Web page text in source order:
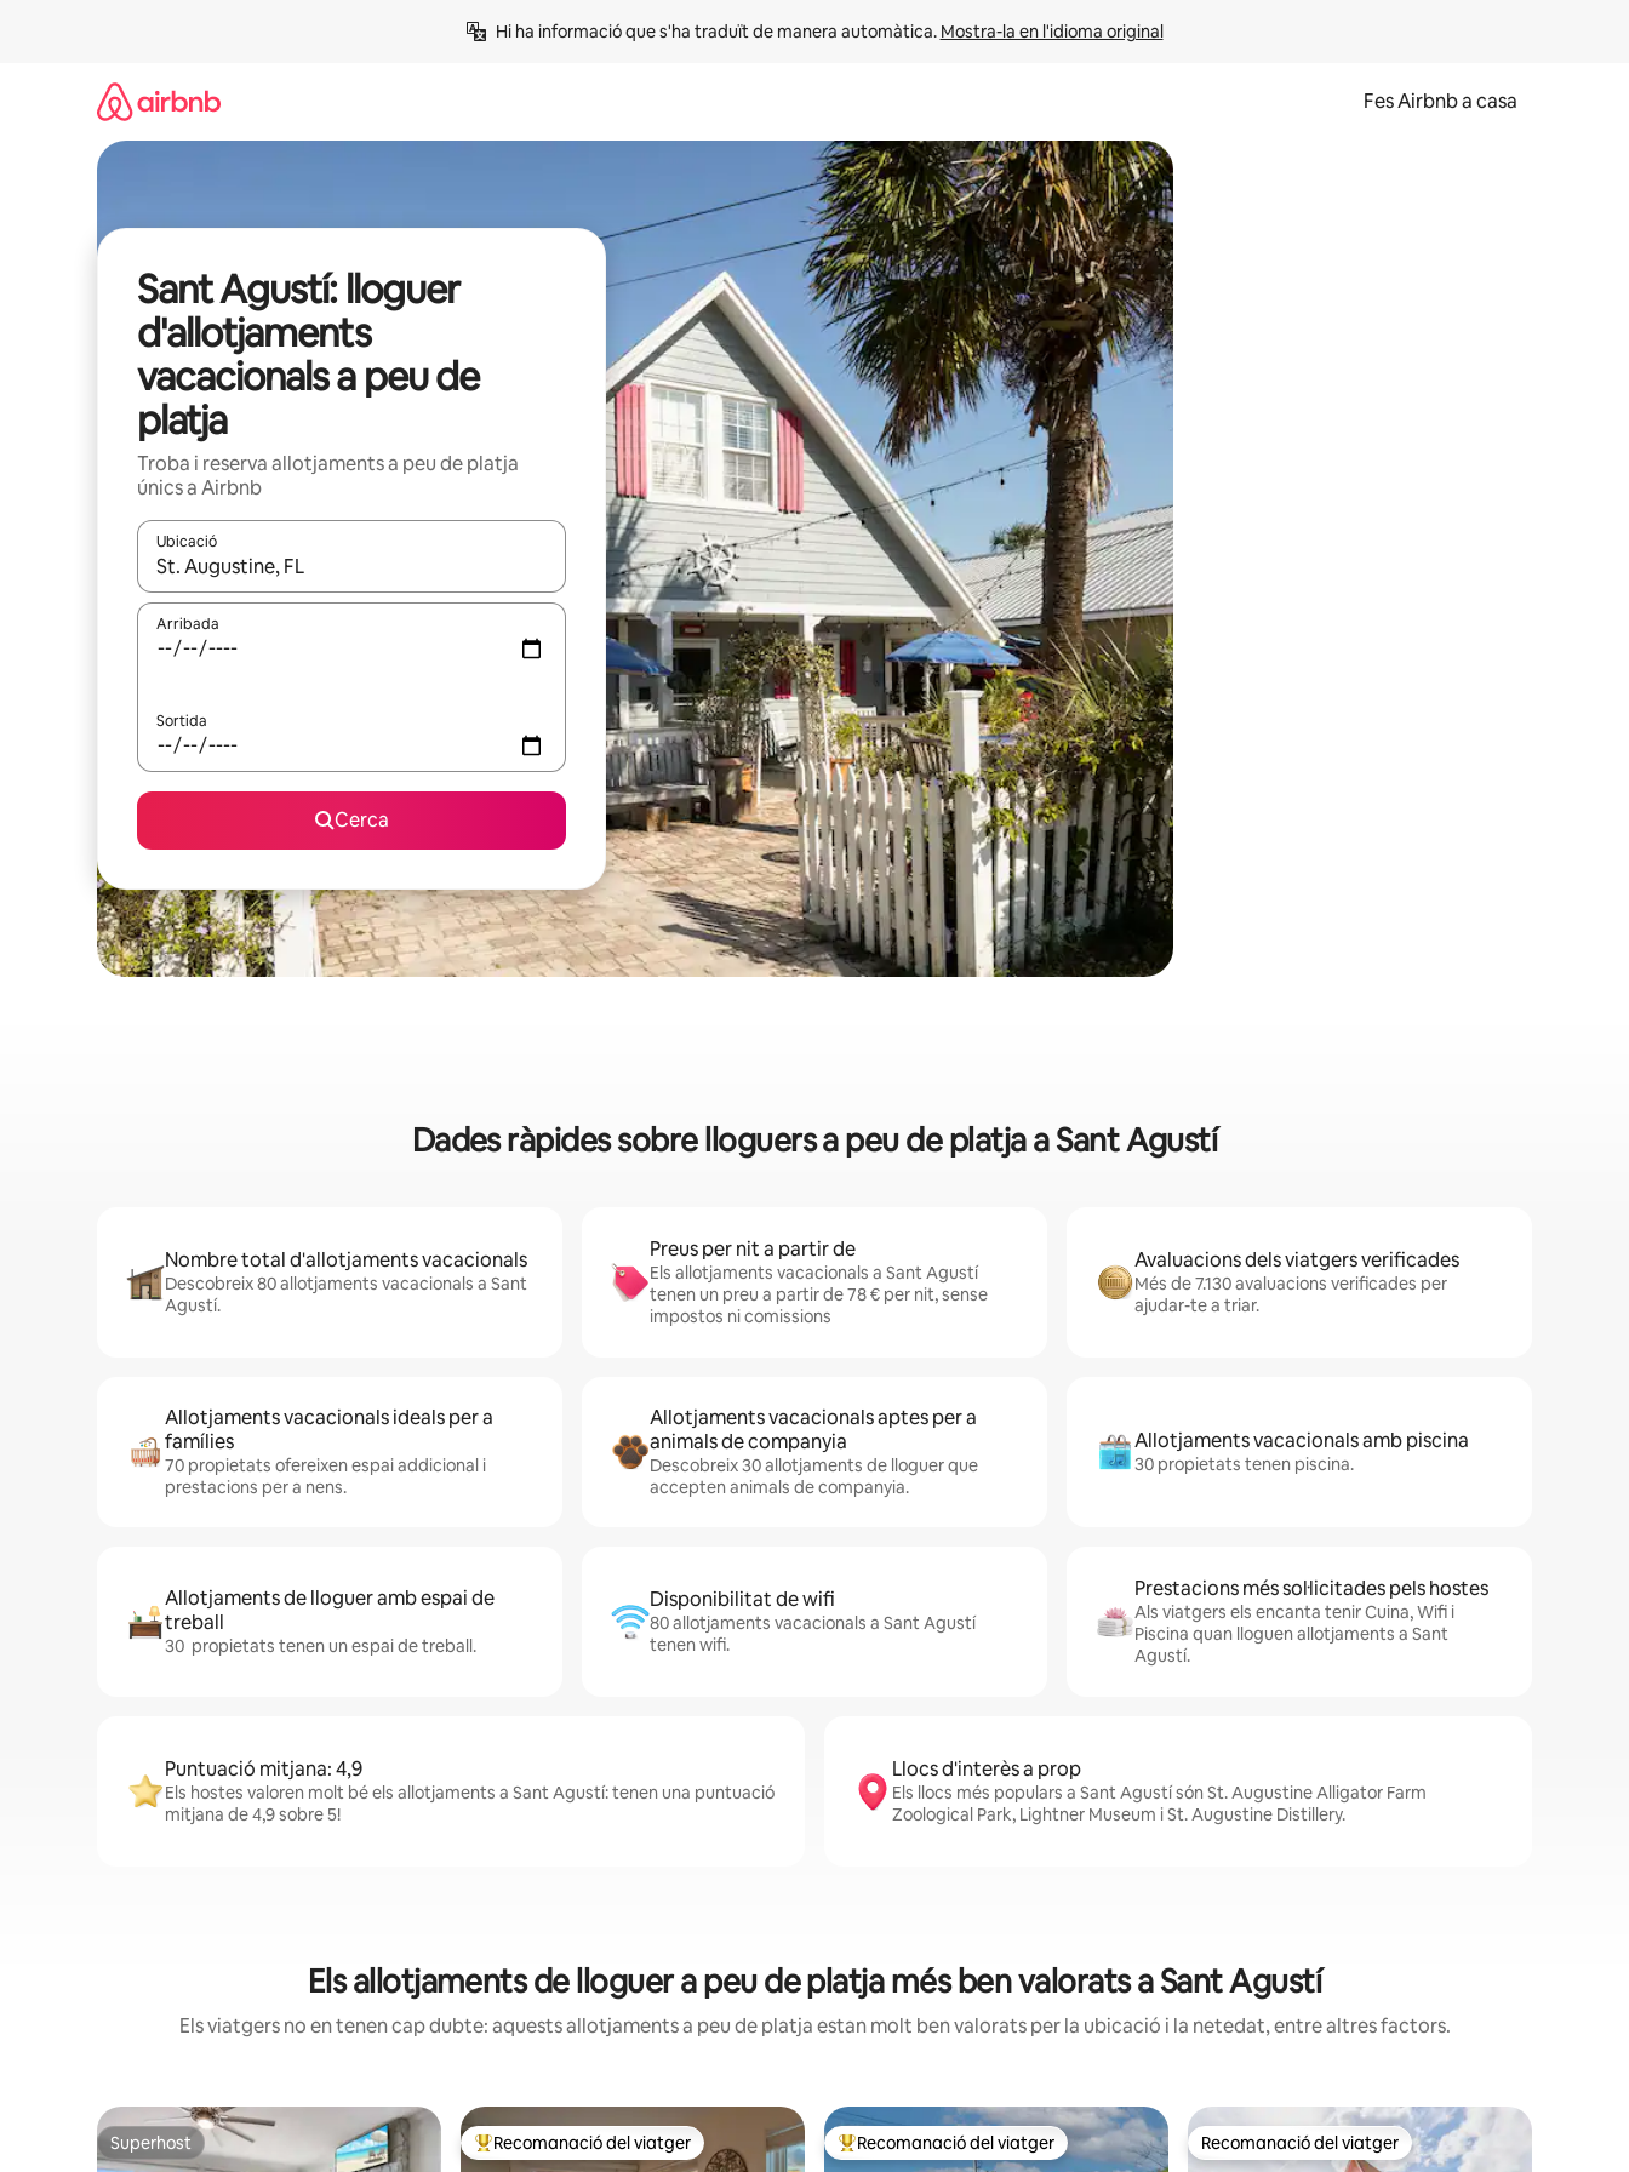
Hi ha informació que s'ha traduït de manera automàtica. Mostra-la en l'idioma original
Fes Airbnb a casa
Sant Agustí: lloguer
d'allotjaments
vacacionals a peu de
platja
Troba i reserva allotjaments a peu de platja
únics a Airbnb
Ubicació
Quan els resultats estiguin disponibles, podràs navegar-hi a través de les tecles de les fletxes (amunt i avall), o bé fent un toc a la pantalla o fent-hi lliscar el dit.
Arribada
Sortida
Cerca
Dades ràpides sobre lloguers a peu de platja a Sant Agustí
Nombre total d'allotjaments vacacionals
Descobreix 80 allotjaments vacacionals a Sant
Agustí.
Preus per nit a partir de
Els allotjaments vacacionals a Sant Agustí
tenen un preu a partir de 78 € per nit, sense
impostos ni comissions
Avaluacions dels viatgers verificades
Més de 7.130 avaluacions verificades per
ajudar-te a triar.
Allotjaments vacacionals ideals per a
famílies
70 propietats ofereixen espai addicional i
prestacions per a nens.
Allotjaments vacacionals aptes per a
animals de companyia
Descobreix 30 allotjaments de lloguer que
accepten animals de companyia.
Allotjaments vacacionals amb piscina
30 propietats tenen piscina.
Allotjaments de lloguer amb espai de
treball
30 propietats tenen un espai de treball.
Disponibilitat de wifi
80 allotjaments vacacionals a Sant Agustí
tenen wifi.
Prestacions més sol·licitades pels hostes
Als viatgers els encanta tenir Cuina, Wifi i
Piscina quan lloguen allotjaments a Sant
Agustí.
Puntuació mitjana: 4,9
Els hostes valoren molt bé els allotjaments a Sant Agustí: tenen una puntuació
mitjana de 4,9 sobre 5!
Llocs d'interès a prop
Els llocs més populars a Sant Agustí són St. Augustine Alligator Farm
Zoological Park, Lightner Museum i St. Augustine Distillery.
Els allotjaments de lloguer a peu de platja més ben valorats a Sant Agustí
Els viatgers no en tenen cap dubte: aquests allotjaments a peu de platja estan molt ben valorats per la ubicació i la netedat, entre altres factors.
Superhost
Superhost Principals recomanacions dels viatgers
Recomanació del viatger Principals recomanacions dels viatgers
Recomanació del viatger Recomanació del viatger
Recomanació del viatger